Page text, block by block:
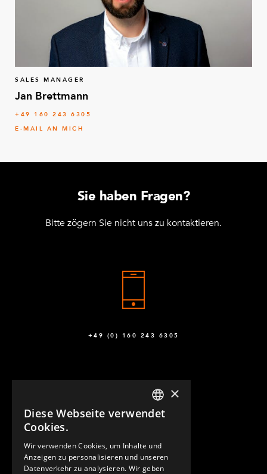
SALES MANAGER
Jan Brettmann
+49 160 243 6305
E-MAIL AN MICH
Sie haben Fragen?
Bitte zögern Sie nicht uns zu kontaktieren.
+49 (0) 160 243 6305
KONTAKT
ENGLISH
×
Diese Webseite verwendet
Cookies.
Wir verwenden Cookies, um Inhalte und
Anzeigen zu personalisieren und unseren
Datenverkehr zu analysieren. Wir geben